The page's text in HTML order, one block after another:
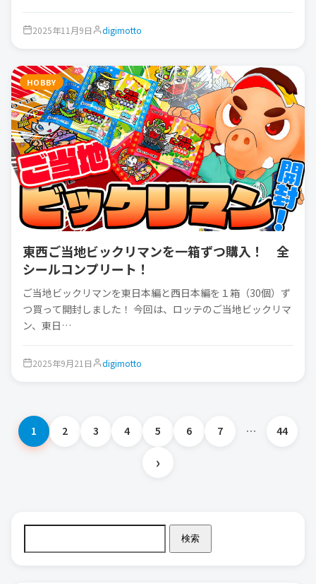
2025年11月9日 digimotto
HOBBY
東西ご当地ビックリマンを一箱ずつ購入！ 全
シールコンプリート！
ご当地ビックリマンを東日本編と西日本編を１箱（30個）ず
つ買って開封しました！ 今回は、ロッテのご当地ビックリマ
ン、東日…
2025年9月21日 digimotto
投
の
ペ
1 2 3 4 5 6 7 … 44
›
検索